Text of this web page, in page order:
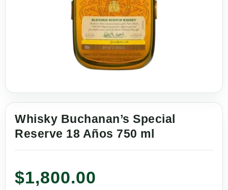
Whisky Buchanan’s Special
Reserve 18 Años 750 ml
$1,800.00